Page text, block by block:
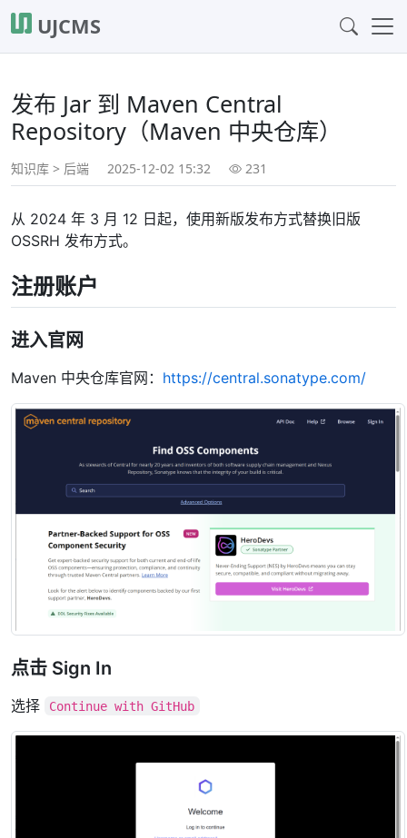
UJCMS
发布 Jar 到 Maven Central
Repository（Maven 中央仓库）
知识库 > 后端 2025-12-02 15:32 231
从 2024 年 3 月 12 日起，使用新版发布方式替换旧版
OSSRH 发布方式。
注册账户
进入官网
Maven 中央仓库官网： https://central.sonatype.com/
点击 Sign In
选择 Continue with GitHub